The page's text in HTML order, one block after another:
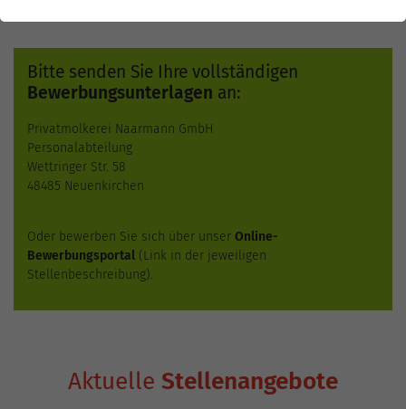
Bitte senden Sie Ihre vollständigen
Bewerbungsunterlagen an:
Privatmolkerei Naarmann GmbH
Personalabteilung
Wettringer Str. 58
48485 Neuenkirchen
Oder bewerben Sie sich über unser Online-
Bewerbungsportal (Link in der jeweiligen
Stellenbeschreibung).
Aktuelle Stellenangebote